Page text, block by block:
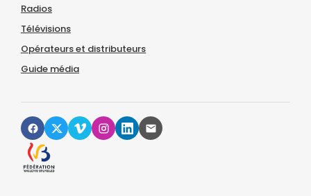
Radios
Télévisions
Opérateurs et distributeurs
Guide média